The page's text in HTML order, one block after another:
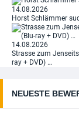
14.08.2026
Horst Schlämmer
14.08.2026
Strasse zum
ray + DVD) …
NEUESTE